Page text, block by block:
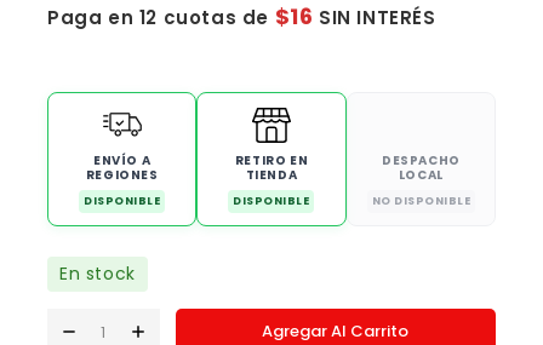
Paga en 12 cuotas de $16 SIN INTERÉS
ENVÍO A
REGIONES
DISPONIBLE
RETIRO EN
TIENDA
DISPONIBLE
DESPACHO
LOCAL
NO DISPONIBLE
En stock
Agregar Al Carrito